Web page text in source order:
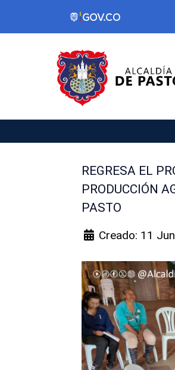
REGRESA EL
PRODUCCIÓN
PASTO
Creado: 11